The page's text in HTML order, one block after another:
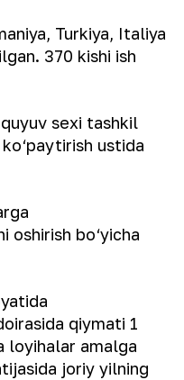
Turkiya, Italiya
370 kishi ish
sexi tashkil
ustida
oshirish bo‘yicha
qiymati 1
loyihalar amalga
joriy yilning